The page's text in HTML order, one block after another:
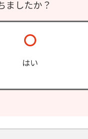
ましたか？
はい